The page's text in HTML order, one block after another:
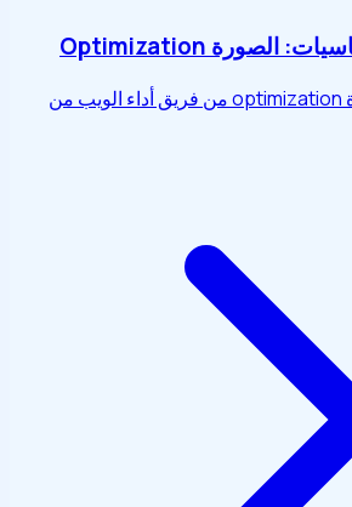
أفضل ممارسات الصورة optimization من فريق أداء الويب من